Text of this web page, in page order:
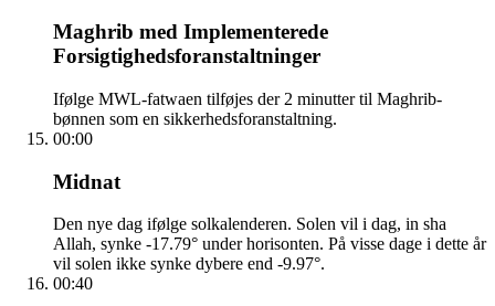
Maghrib med Implementerede
Forsigtighedsforanstaltninger
Ifølge MWL-fatwaen tilføjes der 2 minutter til Maghrib-
bønnen som en sikkerhedsforanstaltning.
00:00
Midnat
Den nye dag ifølge solkalenderen. Solen vil i dag, in sha
Allah, synke -17.79° under horisonten. På visse dage i dette år
vil solen ikke synke dybere end -9.97°.
00:40